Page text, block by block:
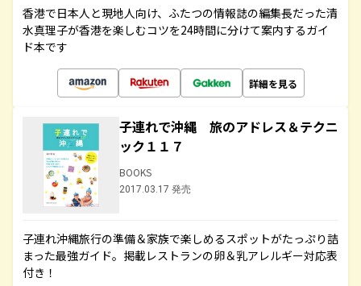
香港で日本人と現地人向け、ふたつの情報誌の編集長だった清
水真理子が香港を楽しむコツを24時間に分けて案内するガイ
ド本です
詳細を見る
子連れで沖縄 旅のアドレス＆テクニ
ック１１７
BOOKS
2017.03.17 発売
子連れ沖縄旅行の準備＆家族で楽しめるスポットがたっぷり詰
まった最強ガイド。掲載レストランの卵＆乳アレルギー対応表
付き！